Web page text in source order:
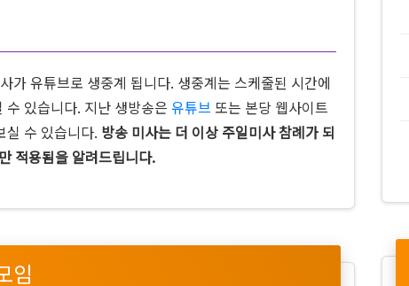
가 유튜브로 생중계 됩니다. 생중계는 스케줄된 시간에
있습니다. 지난 생방송은 유튜브 또는 본당 웹사이트
실 수 있습니다. 방송 미사는 더 이상 주일미사 참례가 되
적용됨을 알려드립니다.
임